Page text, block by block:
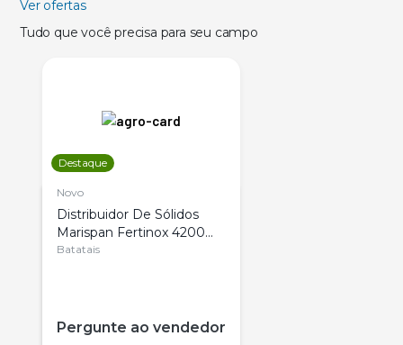
Ver ofertas
Tudo que você precisa para seu campo
Destaque
Novo
Distribuidor De Sólidos
Marispan Fertinox 4200
Citrus
Batatais
Pergunte ao vendedor